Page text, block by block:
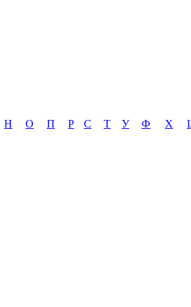
Н О П Р С Т У Ф Х